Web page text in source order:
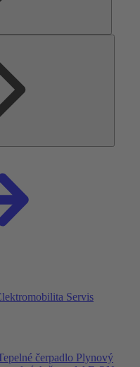
Servis
čerpadlo Plynový